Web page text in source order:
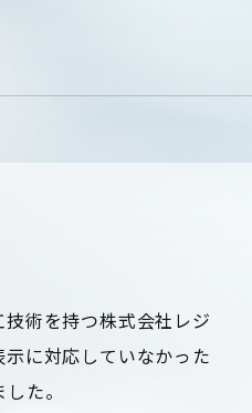
術を持つ株式会社レジ
に対応していなかった
た。